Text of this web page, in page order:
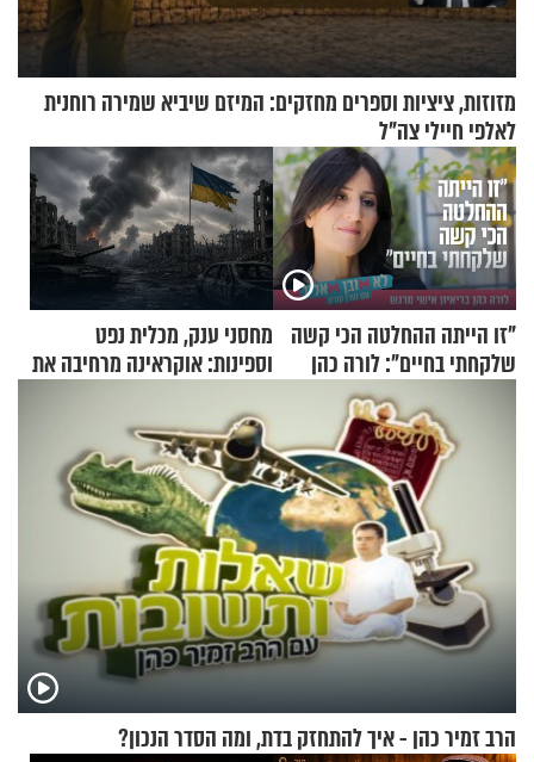
מזוזות, ציציות וספרים מחזקים: המיזם שיביא שמירה רוחנית
לאלפי חיילי צה"ל
"זו הייתה ההחלטה הכי קשה
שלקחתי בחיים": לורה כהן
בריאיון אישי מרגש
מחסני ענק, מכלית נפט
וספינות: אוקראינה מרחיבה את
הרב זמיר כהן - איך להתחזק בדת, ומה הסדר הנכון?